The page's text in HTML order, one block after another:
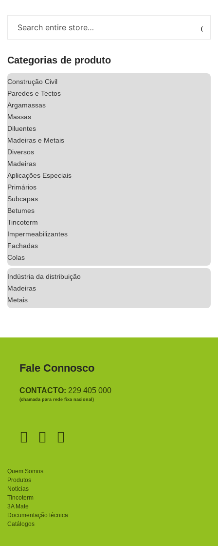
Categorias de produto
Construção Civil
Paredes e Tectos
Argamassas
Massas
Diluentes
Madeiras e Metais
Diversos
Madeiras
Aplicações Especiais
Primários
Subcapas
Betumes
Tincoterm
Impermeabilizantes
Fachadas
Colas
Indústria da distribuição
Madeiras
Metais
Fale Connosco
CONTACTO: 229 405 000
(chamada para rede fixa nacional)
Quem Somos
Produtos
Notícias
Tincoterm
3A Mate
Documentação técnica
Catálogos